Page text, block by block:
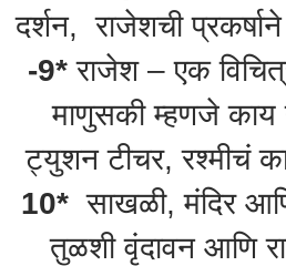
दर्शन, राजेशची
-9* राजेश – एक
माणुसकी म्हणजे काय
ट्युशन टीचर, रश्मीचं
10*साखळी, मंदिर
तुळशी वृंदावन आणि